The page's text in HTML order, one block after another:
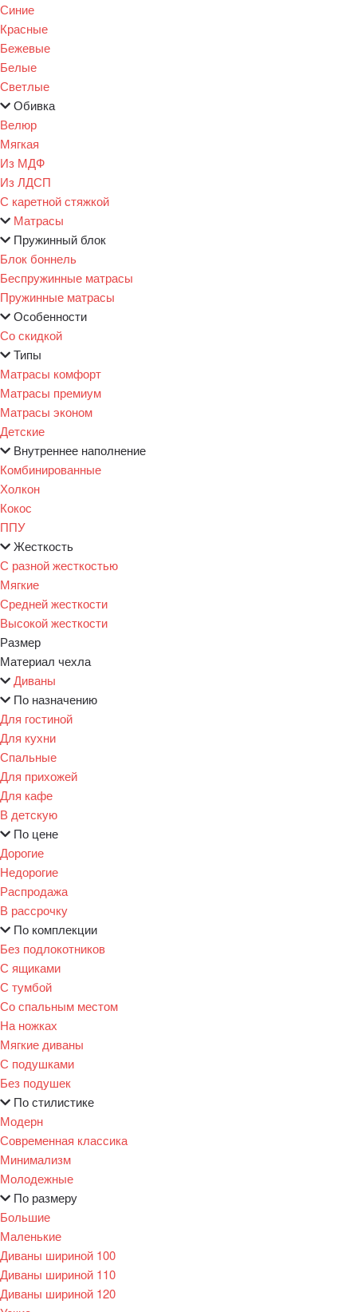
Синие
Красные
Бежевые
Белые
Светлые
Обивка
Велюр
Мягкая
Из МДФ
Из ЛДСП
С каретной стяжкой
Матрасы
Пружинный блок
Блок боннель
Беспружинные матрасы
Пружинные матрасы
Особенности
Со скидкой
Типы
Матрасы комфорт
Матрасы премиум
Матрасы эконом
Детские
Внутреннее наполнение
Комбинированные
Холкон
Кокос
ППУ
Жесткость
С разной жесткостью
Мягкие
Средней жесткости
Высокой жесткости
Размер
Материал чехла
Диваны
По назначению
Для гостиной
Для кухни
Спальные
Для прихожей
Для кафе
В детскую
По цене
Дорогие
Недорогие
Распродажа
В рассрочку
По комплекции
Без подлокотников
С ящиками
С тумбой
Со спальным местом
На ножках
Мягкие диваны
С подушками
Без подушек
По стилистике
Модерн
Современная классика
Минимализм
Молодежные
По размеру
Большие
Маленькие
Диваны шириной 100
Диваны шириной 110
Диваны шириной 120